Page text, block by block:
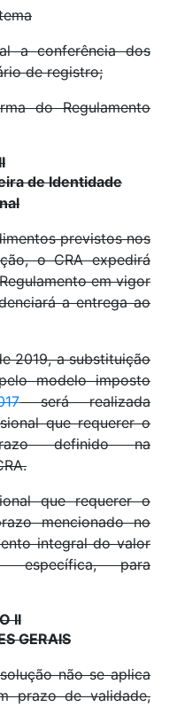
a conferência dos
de registro;
do Regulamento
de Identidade
previstos nos
o CRA expedirá
em vigor
a entrega ao
2019, a substituição
modelo imposto
será realizada
que requerer o
definido na
que requerer o
mencionado no
integral do valor
específica, para
II
GERAIS
não se aplica
prazo de validade,